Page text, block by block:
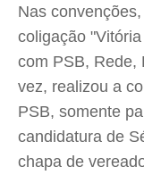
Nas
coligação
com PSB, Rede,
vez, realizou a
PSB, somente
candidatura de
chapa de